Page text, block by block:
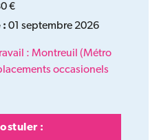
€
: 01 septembre 2026
: Montreuil (Métro
occasionels
: